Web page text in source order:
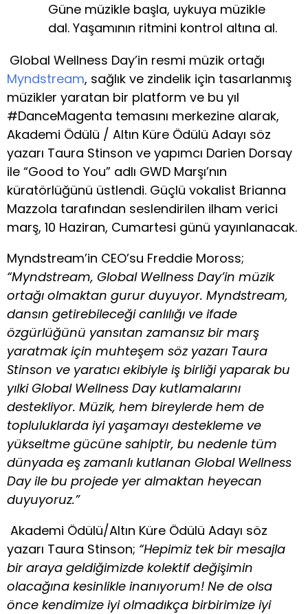
Güne müzikle başla, uykuya müzikle
dal. Yaşamının ritmini kontrol altına al.
Global Wellness Day’in resmi müzik ortağı
Myndstream, sağlık ve zindelik için tasarlanmış
müzikler yaratan bir platform ve bu yıl
#DanceMagenta temasını merkezine alarak,
Akademi Ödülü / Altın Küre Ödülü Adayı söz
yazarı Taura Stinson ve yapımcı Darien Dorsay
ile “Good to You” adlı GWD Marşı’nın
küratörlüğünü üstlendi. Güçlü vokalist Brianna
Mazzola tarafından seslendirilen ilham verici
marş, 10 Haziran, Cumartesi günü yayınlanacak.
Myndstream’in CEO’su Freddie Moross;
“Myndstream, Global Wellness Day’in müzik
ortağı olmaktan gurur duyuyor. Myndstream,
dansın getirebileceği canlılığı ve ifade
özgürlüğünü yansıtan zamansız bir marş
yaratmak için muhteşem söz yazarı Taura
Stinson ve yaratıcı ekibiyle iş birliği yaparak bu
yılki Global Wellness Day kutlamalarını
destekliyor. Müzik, hem bireylerde hem de
topluluklarda iyi yaşamayı destekleme ve
yükseltme gücüne sahiptir, bu nedenle tüm
dünyada eş zamanlı kutlanan Global Wellness
Day ile bu projede yer almaktan heyecan
duyuyoruz.”
Akademi Ödülü/Altın Küre Ödülü Adayı söz
yazarı Taura Stinson; “Hepimiz tek bir mesajla
bir araya geldiğimizde kolektif değişimin
olacağına kesinlikle inanıyorum! Ne de olsa
önce kendimize iyi olmadıkça birbirimize iyi